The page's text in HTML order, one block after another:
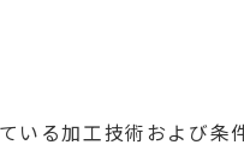
いる加工技術および条